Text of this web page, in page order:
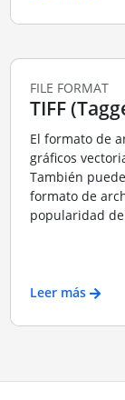
FILE FORMAT
TIFF
El formato de
gráficos
También
formato de
popularidad
Leer más